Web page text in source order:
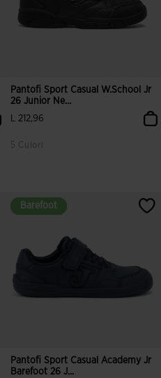
Pantofi Sport Casual W.School Jr
26 Junior Ne...
L 212,96
5 Culori
5 din 5 evaluări ale clienților
Barefoot
Barefoot
Pantofi Sport Casual Academy Jr
Barefoot 26 J...